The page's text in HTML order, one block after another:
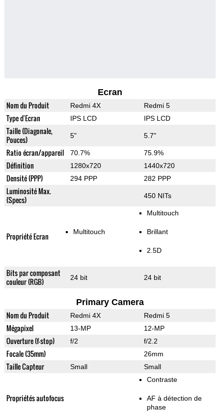
Ecran
Nom du Produit Redmi 4X Redmi 5
Type d'Ecran IPS LCD IPS LCD
Taille (Diagonale,
Pouces)
5" 5.7"
Ratio écran/appareil 70.7% 75.9%
Définition 1280x720 1440x720
Densité (PPP) 294 PPP 282 PPP
Luminosité Max.
(Specs)
450 NITs
Propriété Ecran Multitouch
Multitouch
Brillant
2.5D
Bits par composant
couleur (RGB)
24 bit 24 bit
Primary Camera
Nom du Produit Redmi 4X Redmi 5
Mégapixel 13-MP 12-MP
Ouverture (f-stop) f/2 f/2.2
Focale (35mm) 26mm
Taille Capteur Small Small
Propriétés autofocus
Contraste
AF à détection de
phase